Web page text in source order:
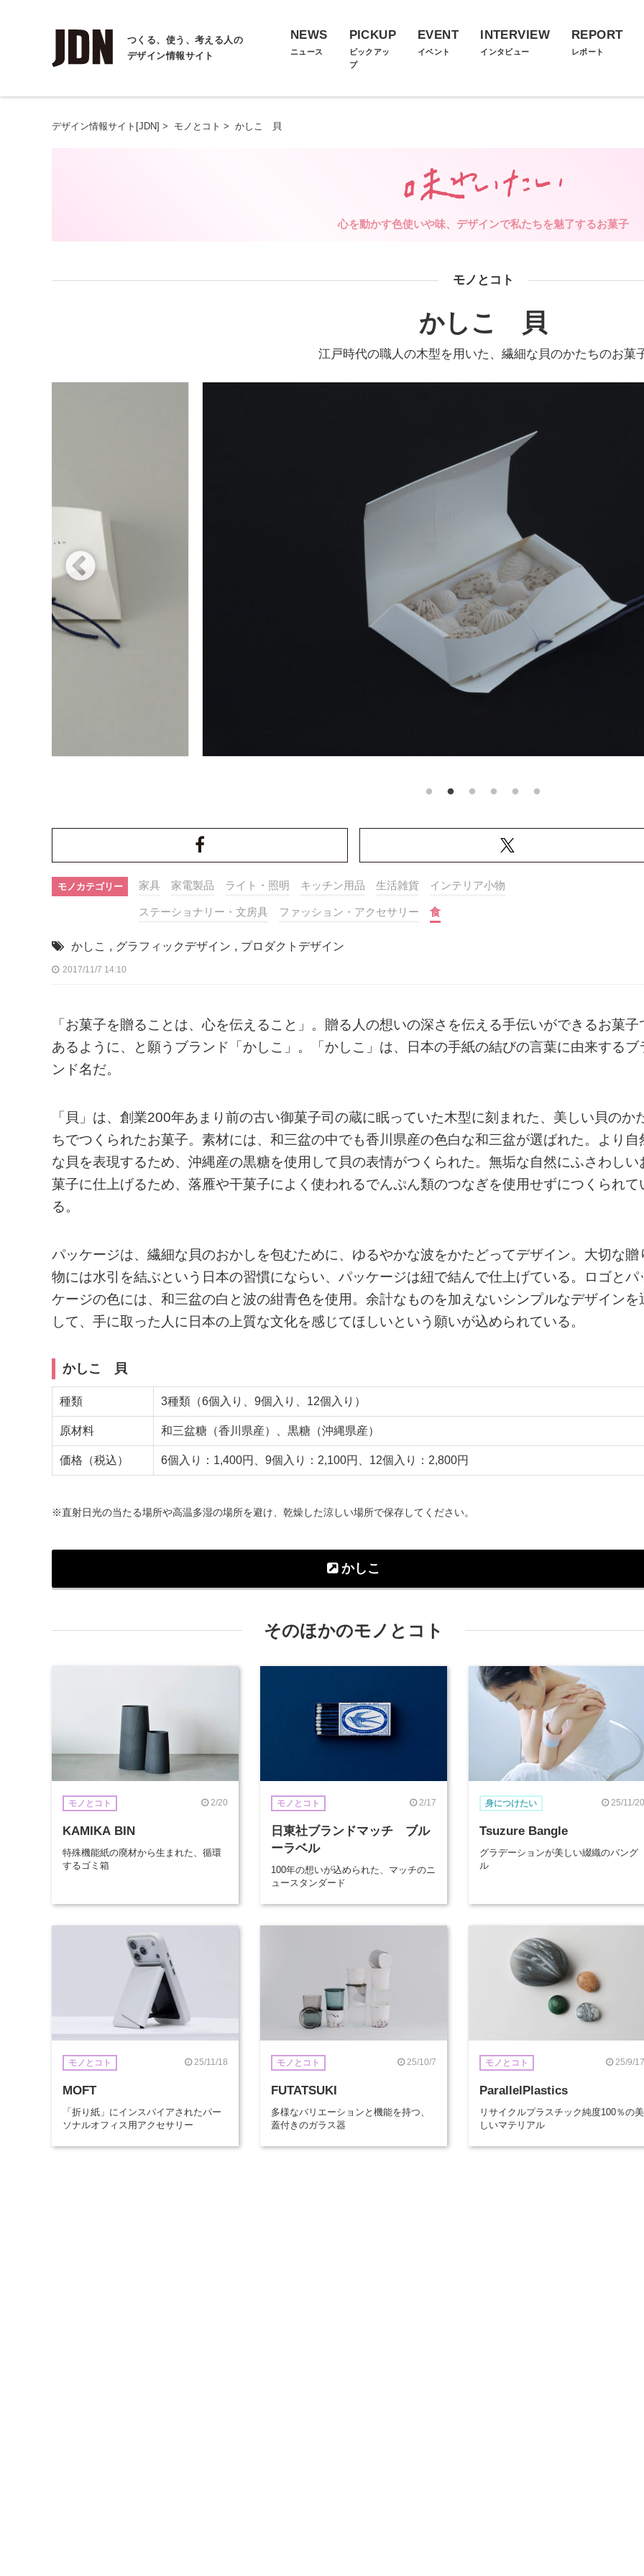
つくる、使う、考える人の
デザイン情報サイト
NEWS
ニュース
PICKUP
ピックアッ
プ
EVENT
イベント
INTERVIEW
インタビュー
REPORT
レポート
デザイン情報サイト[JDN] > モノとコト > かしこ 貝
心を動かす色使いや味、デザインで私たちを魅了するお菓子
モノとコト
かしこ 貝
江戸時代の職人の木型を用いた、繊細な貝のかたちのお菓
モノカテゴリー 家具 家電製品 ライト・照明 キッチン用品 生活雑貨 インテリア小物
ステーショナリー・文房具 ファッション・アクセサリー 食
かしこ , グラフィックデザイン , プロダクトデザイン
2017/11/7 14:10
「お菓子を贈ることは、心を伝えること」。贈る人の想いの深さを伝える手伝いができるお菓子
あるように、と願うブランド「かしこ」。「かしこ」は、日本の手紙の結びの言葉に由来するブ
ンド名だ。
「貝」は、創業200年あまり前の古い御菓子司の蔵に眠っていた木型に刻まれた、美しい貝のか
ちでつくられたお菓子。素材には、和三盆の中でも香川県産の色白な和三盆が選ばれた。より自
な貝を表現するため、沖縄産の黒糖を使用して貝の表情がつくられた。無垢な自然にふさわしい
菓子に仕上げるため、落雁や干菓子によく使われるでんぷん類のつなぎを使用せずにつくられて
る。
パッケージは、繊細な貝のおかしを包むために、ゆるやかな波をかたどってデザイン。大切な贈
物には水引を結ぶという日本の習慣にならい、パッケージは紐で結んで仕上げている。ロゴとパ
ケージの色には、和三盆の白と波の紺青色を使用。余計なものを加えないシンプルなデザインを
して、手に取った人に日本の上質な文化を感じてほしいという願いが込められている。
かしこ 貝
種類 3種類（6個入り、9個入り、12個入り）
原材料 和三盆糖（香川県産）、黒糖（沖縄県産）
価格（税込） 6個入り：1,400円、9個入り：2,100円、12個入り：2,800円
※直射日光の当たる場所や高温多湿の場所を避け、乾燥した涼しい場所で保存してください。
かしこ
そのほかのモノとコト
モノとコト 2/20
KAMIKA BIN
特殊機能紙の廃材から生まれた、循環
するゴミ箱
モノとコト 2/17
日東社ブランドマッチ ブル
ーラベル
100年の想いが込められた、マッチのニ
ュースタンダード
身につけたい 25/11/20
Tsuzure Bangle
グラデーションが美しい綴織のバング
ル
モノとコト 25/11/18
MOFT
「折り紙」にインスパイアされたパー
ソナルオフィス用アクセサリー
モノとコト 25/10/7
FUTATSUKI
多様なバリエーションと機能を持つ、
蓋付きのガラス器
モノとコト 25/9/17
ParallelPlastics
リサイクルプラスチック純度100％の美
しいマテリアル